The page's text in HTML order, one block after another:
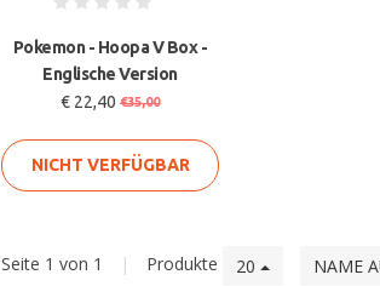
Pokemon - Hoopa V Box -
Englische Version
€ 22,40 €35,00
NICHT VERFÜGBAR
Seite 1 von 1 | Produkte 20 NAME